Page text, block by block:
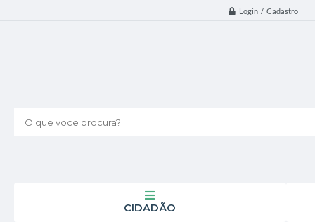
Login / Cadastro
O que voce procura?
CIDADÃO